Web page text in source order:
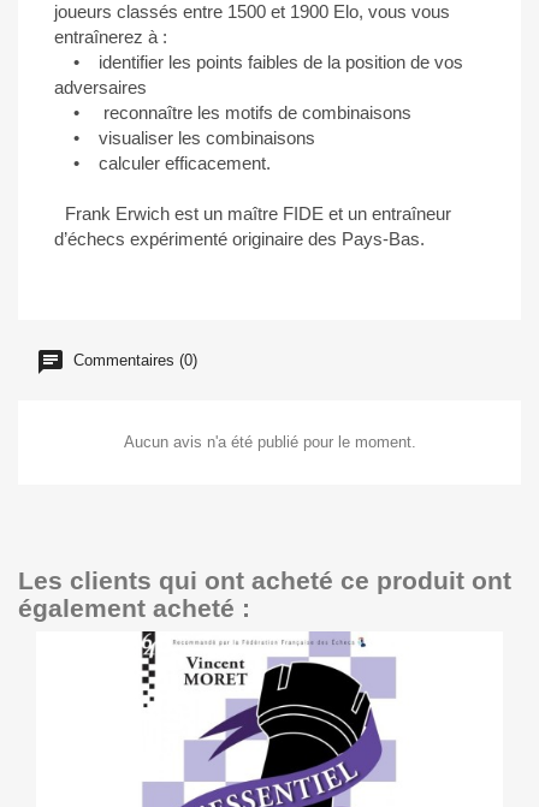
joueurs classés entre 1500 et 1900 Elo, vous vous
entraînerez à :
• identifier les points faibles de la position de vos
adversaires
• reconnaître les motifs de combinaisons
• visualiser les combinaisons
• calculer efficacement.
Frank Erwich est un maître FIDE et un entraîneur
d’échecs expérimenté originaire des Pays-Bas.
Commentaires (0)
Aucun avis n'a été publié pour le moment.
Les clients qui ont acheté ce produit ont
également acheté :